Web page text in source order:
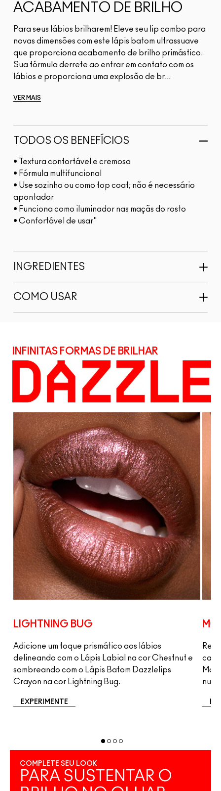
ACABAMENTO DE BRILHO
Para seus lábios brilharem! Eleve seu lip combo para
novas dimensões com este lápis batom ultrassuave
que proporciona acabamento de brilho primástico.
Sua fórmula derrete ao entrar em contato com os
lábios e proporciona uma explosão de br...
VER MAIS
TODOS OS BENEFÍCIOS
• Textura confortável e cremosa
• Fórmula multifuncional
• Use sozinho ou como top coat; não é necessário
apontador
• Funciona como iluminador nas maçãs do rosto
• Confortável de usar"
INGREDIENTES
COMO USAR
INFINITAS FORMAS DE BRILHAR
LIGHTNING BUG
Adicione um toque prismático aos lábios
delineando com o Lápis Labial na cor Chestnut e
sombreando com o Lápis Batom Dazzlelips
Crayon na cor Lightning Bug.
EXPERIMENTE
COMPLETE SEU LOOK
PARA SUSTENTAR O